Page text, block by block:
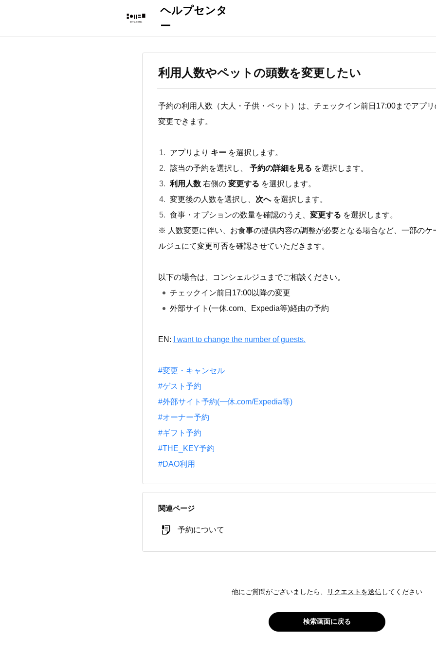
利用人数やペットの頭数を変更したい
予約の利用人数（大人・子供・ペット）は、チェックイン前日17:00までアプ
変更できます。
アプリより キー を選択します。
該当の予約を選択し、 予約の詳細を見る を選択します。
利用人数 右側の 変更する を選択します。
変更後の人数を選択し、 次へを選択します。
食事・オプションの数量を確認のうえ、 変更する を選択します。
※ 人数変更に伴い、お食事の提供内容の調整が必要となる場合など、一部のケ
ルジュにて変更可否を確認させていただきます。
以下の場合は、コンシェルジュまでご相談ください。
チェックイン前日17:00以降の変更
外部サイト(一休.com、Expedia等)経由の予約
EN: I want to change the number of guests.
#変更・キャンセル
#ゲスト予約
#外部サイト予約(一休.com/Expedia等)
#オーナー予約
#ギフト予約
#THE_KEY予約
#DAO利用
関連ページ
予約について
他にご質問がございましたら、 リクエストを送信してください
検索画面に戻る